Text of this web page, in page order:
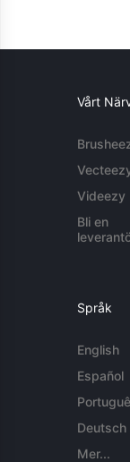
Vårt
Videezy
Bli en
Språk
English
Español
Deutsch
Mer...